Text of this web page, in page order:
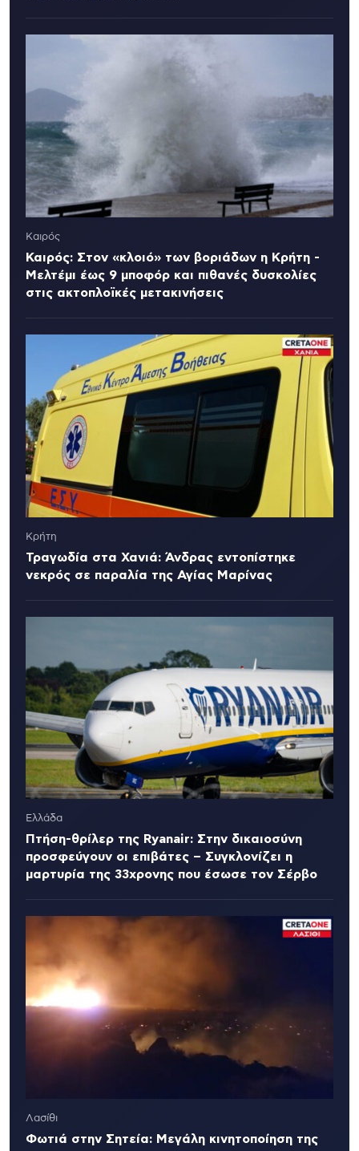
Καιρός
Καιρός: Στον «κλοιό» των βοριάδων η Κρήτη -
Μελτέμι έως 9 μποφόρ και πιθανές δυσκολίες
στις ακτοπλοϊκές μετακινήσεις
Κρήτη
Τραγωδία στα Χανιά: Άνδρας εντοπίστηκε
νεκρός σε παραλία της Αγίας Μαρίνας
Ελλάδα
Πτήση-θρίλερ της Ryanair: Στην δικαιοσύνη
προσφεύγουν οι επιβάτες – Συγκλονίζει η
μαρτυρία της 33χρονης που έσωσε τον Σέρβο
Λασίθι
Φωτιά στην Σητεία: Μεγάλη κινητοποίηση της